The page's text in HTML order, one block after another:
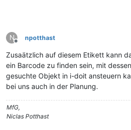
N
Offline
npotthast
Zusaätzlich auf diesem Etikett kann
ein Barcode zu finden sein, mit
gesuchte Objekt in i-doit ansteuern
bei uns auch in der Planung.
MfG,
Niclas Potthast